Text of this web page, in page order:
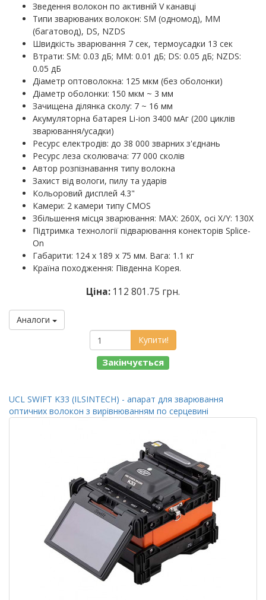
Зведення волокон по активній V канавці
Типи зварюваних волокон: SM (одномод), MM
(багатовод), DS, NZDS
Швидкість зварювання 7 сек, термоусадки 13 сек
Втрати: SM: 0.03 дБ; MM: 0.01 дБ; DS: 0.05 дБ; NZDS:
0.05 дБ
Діаметр оптоволокна: 125 мкм (без оболонки)
Діаметр оболонки: 150 мкм ~ 3 мм
Зачищена ділянка сколу: 7 ~ 16 мм
Акумуляторна батарея Li-ion 3400 мАг (200 циклів
зварювання/усадки)
Ресурс електродів: до 38 000 зварних з'єднань
Ресурс леза сколювача: 77 000 сколів
Автор розпізнавання типу волокна
Захист від вологи, пилу та ударів
Кольоровий дисплей 4.3"
Камери: 2 камери типу CMOS
Збільшення місця зварювання: MAX: 260X, осі X/Y: 130X
Підтримка технології підварювання конекторів Splice-
On
Габарити: 124 х 189 х 75 мм. Вага: 1.1 кг
Країна походження: Південна Корея.
Ціна: 112 801.75 грн.
Аналоги
Купити!
Закінчується
UCL SWIFT K33 (ILSINTECH) - апарат для зварювання
оптичних волокон з вирівнюванням по серцевині